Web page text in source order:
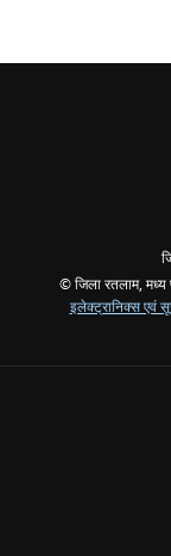
© जिला रतलाम, मध्य
इलेक्ट्रानिक्स एवं